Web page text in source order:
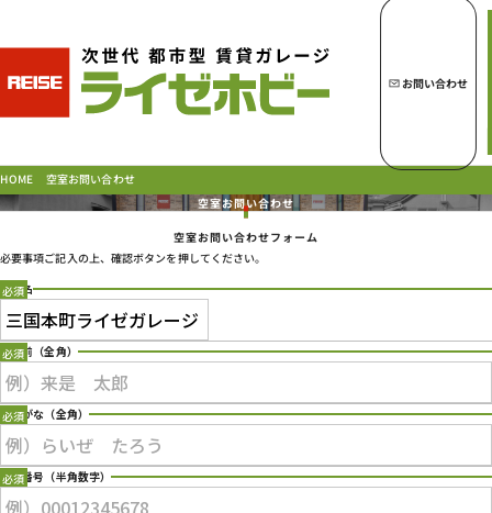
ライゼホビーの魅力
ラインナップ
ご契約の流れ・お支払方法
ご利用中のお客様
よくあるご質問
PICK UP!
お問い合わせ
会社概要
特定商取引法に基づく表示
お問い合わせ
HOME 空室お問い合わせ
空室お問い合わせ
空室お問い合わせフォーム
必要事項ご記入の上、確認ボタンを押してください。
店舗名
Type 2 or more characters for results.
お名前 （全角）
ふりがな （全角）
電話番号 （半角数字）